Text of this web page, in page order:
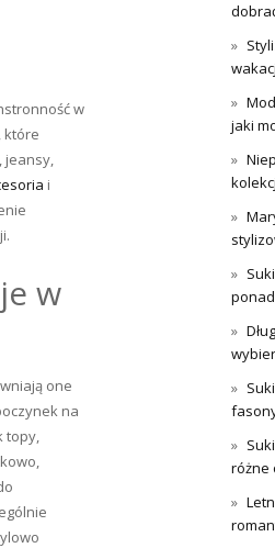
w
które
, jeansy,
i
w
one
na
topy,
jaki
różne